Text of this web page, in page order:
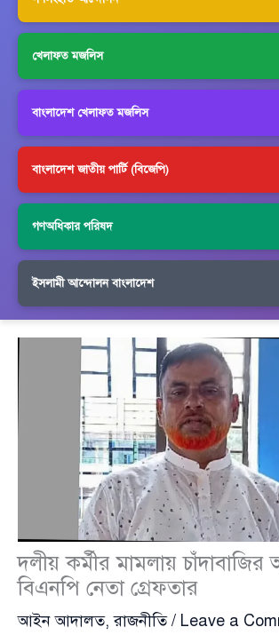
খেলাফত মজলিস
বাংলাদেশ খেলাফত মজলিস
বাংলাদেশ জাতীয় পার্টি (বিজেপি)
গণঅধিকার পরিষদ
ইসলামী আন্দোলন বাংলাদেশ
দলীয় কর্মীর মামলায়
বিএনপি নেতা গ্রেফতার
আইন আদালত,রাজনীতি/ Leave a